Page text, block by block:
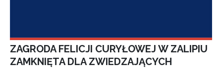
ZAGRODA FELICJI CURYŁOWEJ W ZALIPIU
ZAMKNIĘTA DLA ZWIEDZAJĄCYCH